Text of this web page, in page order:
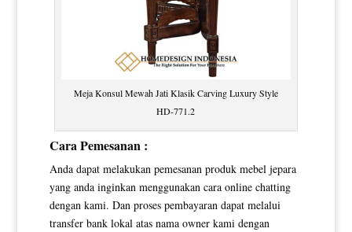
Meja Konsul Mewah Jati Klasik Carving Luxury Style
HD-771.2
Cara Pemesanan :
Anda dapat melakukan pemesanan produk mebel jepara
yang anda inginkan menggunakan cara online chatting
dengan kami. Dan proses pembayaran dapat melalui
transfer bank lokal atas nama owner kami dengan